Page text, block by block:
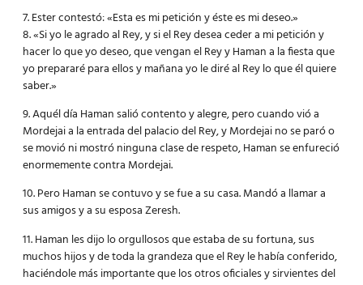
7. Ester contestó: «Esta es mi petición y éste es mi deseo.»
8. «Si yo le agrado al Rey, y si el Rey desea ceder a mi petición y
hacer lo que yo deseo, que vengan el Rey y Haman a la fiesta que
yo prepararé para ellos y mañana yo le diré al Rey lo que él quiere
saber.»
9. Aquél día Haman salió contento y alegre, pero cuando vió a
Mordejai a la entrada del palacio del Rey, y Mordejai no se paró o
se movió ni mostró ninguna clase de respeto, Haman se enfureció
enormemente contra Mordejai.
10. Pero Haman se contuvo y se fue a su casa. Mandó a llamar a
sus amigos y a su esposa Zeresh.
11. Haman les dijo lo orgullosos que estaba de su fortuna, sus
muchos hijos y de toda la grandeza que el Rey le había conferido,
haciéndole más importante que los otros oficiales y sirvientes del